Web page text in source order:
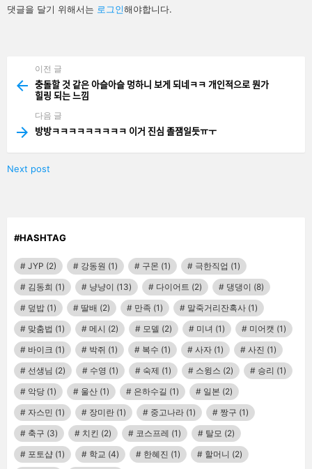
답
글
댓글을 달기 위해서는 로그인해야합니다.
more
이전 글
충돌할 것 같은 아슬아슬 멍하니 보게 되네ㅋㅋ 개인적으로 뭔가
힐링 되는 느낌
다음 글
방방ㅋㅋㅋㅋㅋㅋㅋㅋㅋ 이거 진심 졸잼일듯ㅠㅜ
Next post
#HASHTAG
JYP (2) 강동원 (1) 구몬 (1) 극한직업 (1)
김동희 (1) 냥냥이 (13) 다이어트 (2) 댕댕이 (8)
덮밥 (1) 딸배 (2) 만족 (1) 말죽거리잔혹사 (1)
맞춤법 (1) 메시 (2) 모델 (2) 미녀 (1) 미어캣 (1)
바이크 (1) 박쥐 (1) 복수 (1) 사자 (1) 사진 (1)
선생님 (2) 수영 (1) 숙제 (1) 스윙스 (2) 승리 (1)
악당 (1) 울산 (1) 은하수길 (1) 일본 (2)
자스민 (1) 장미란 (1) 중고나라 (1) 짱구 (1)
축구 (3) 치킨 (2) 코스프레 (1) 탈모 (2)
포토샵 (1) 학교 (4) 한혜진 (1) 할머니 (2)